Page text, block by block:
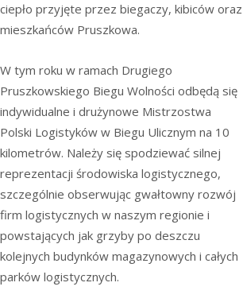
ciepło przyjęte przez biegaczy, kibiców oraz
mieszkańców Pruszkowa.
W tym roku w ramach Drugiego
Pruszkowskiego Biegu Wolności odbędą się
indywidualne i drużynowe Mistrzostwa
Polski Logistyków w Biegu Ulicznym na 10
kilometrów. Należy się spodziewać silnej
reprezentacji środowiska logistycznego,
szczególnie obserwując gwałtowny rozwój
firm logistycznych w naszym regionie i
powstających jak grzyby po deszczu
kolejnych budynków magazynowych i całych
parków logistycznych.